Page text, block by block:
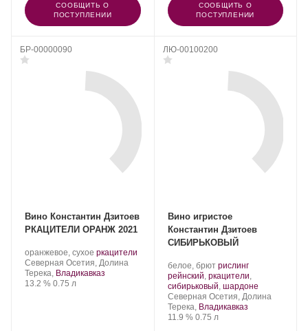
СООБЩИТЬ О
ПОСТУПЛЕНИИ
СООБЩИТЬ О
ПОСТУПЛЕНИИ
БР-00000090
Вино Константин Дзитоев
РКАЦИТЕЛИ ОРАНЖ 2021
Производитель:
Константин
Дзитоев.
оранжевое, сухое .
Сорт
винограда:
ркацители
Регион:
Северная Осетия, Долина
Терека, Владикавказ
Крепость
13.2 %. Объем
0.75 л
ЛЮ-00100200
Вино игристое
Константин Дзитоев
СИБИРЬКОВЫЙ
Производитель:
Константин
Дзитоев.
белое, брют .
Сорт
винограда:
рислинг
рейнский, ркацители,
сибирьковый, шардоне.
Регион:
Северная Осетия, Долина
Терека, Владикавказ
Крепость
11.9 %. Объем
0.75 л